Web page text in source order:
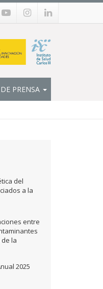
PRENSA
del
a la
entre
la
2025